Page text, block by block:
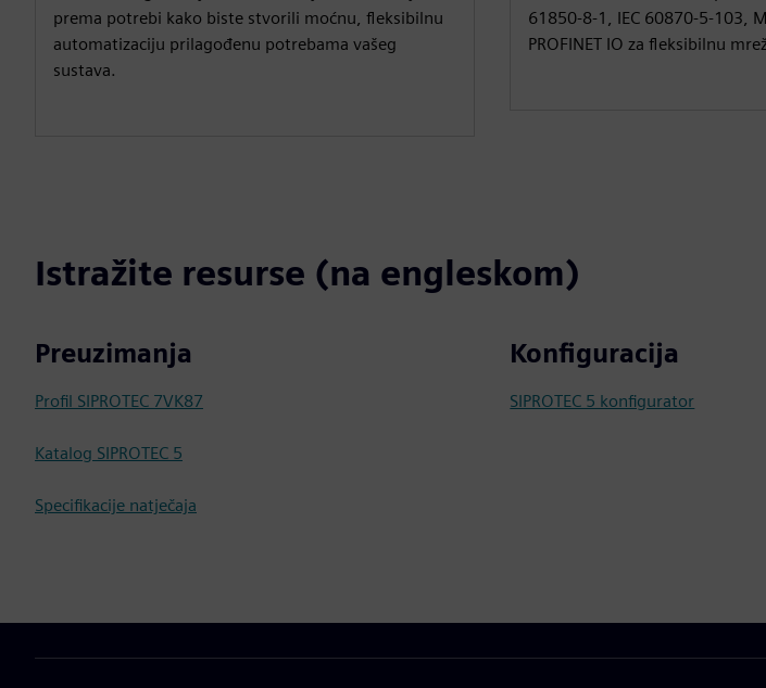
prema potrebi kako biste stvorili moćnu, fleksibilnu
automatizaciju prilagođenu potrebama vašeg
sustava.
61850-8-1, IEC 60870-5-103,
PROFINET IO za fleksibilnu
Istražite resurse (na engleskom)
Preuzimanja
Profil SIPROTEC 7VK87
Katalog SIPROTEC 5
Specifikacije natječaja
Konfiguracija
SIPROTEC 5 konfigurator